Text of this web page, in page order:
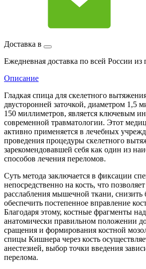
Доставка в
Ежедневная доставка по всей России из
Описание
Гладкая спица для скелетного
двусторонней заточкой, диаметром 1,5
150 миллиметров, является ключевым
современной травматологии. Этот
активно применяется в лечебных
проведения процедуры скелетного
зарекомендовавшей себя как один из
способов лечения переломов.
Суть метода заключается в фиксации
непосредственно на кость, что
расслабления мышечной ткани,
обеспечить постепенное вправление
Благодаря этому, костные фрагменты
анатомически правильном положении
сращения и формирования костной
спицы Кишнера через кость
анестезией, выбор точки введения
перелома.